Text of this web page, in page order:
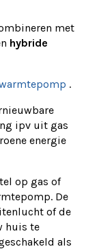
met
hybride
.
ipv uit gas
energie
op gas of
De
of de
huis te
als